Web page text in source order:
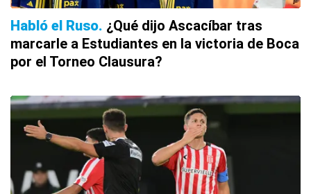
Habló el Ruso ¿Qué dijo Ascacíbar tras
marcarle a Estudiantes en la victoria de Boca
por el Torneo Clausura?